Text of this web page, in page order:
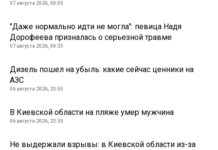
07 августа 2026, 00:55
"Даже нормально идти не могла": певица Надя
Дорофеева призналась о серьезной травме
07 августа 2026, 00:35
Дизель пошел на убыль: какие сейчас ценники на
АЗС
06 августа 2026, 23:55
В Киевской области на пляже умер мужчина
06 августа 2026, 23:30
Не выдержали взрывы: в Киевской области из-за